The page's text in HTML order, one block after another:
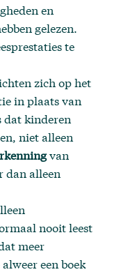
en
gelezen.
te
zich op het
in plaats van
dat kinderen
niet alleen
van
dan alleen
nooit leest
meer
een boek